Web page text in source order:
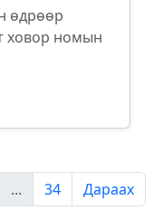
өдрөөр
ховор номын
... 34 Дараах